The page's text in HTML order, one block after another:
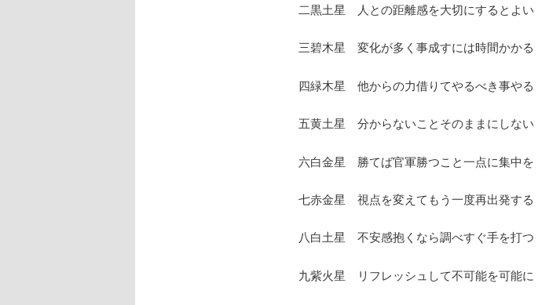
二黒土星 人との距離感を大切にするとよい
三碧木星 変化が多く事成すには時間かかる
四緑木星 他からの力借りてやるべき事やる
五黄土星 分からないことそのままにしない
六白金星 勝てば官軍勝つこと一点に集中を
七赤金星 視点を変えてもう一度再出発する
八白土星 不安感抱くなら調べすぐ手を打つ
九紫火星 リフレッシュして不可能を可能に